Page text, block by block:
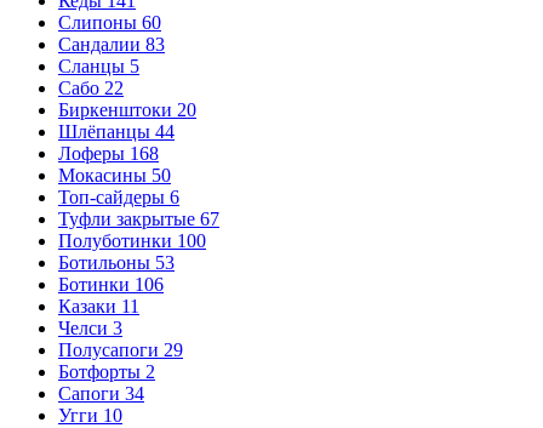
Слипоны 60
Сандалии 83
Сланцы 5
Сабо 22
Биркенштоки 20
Шлёпанцы 44
Лоферы 168
Мокасины 50
Топ-сайдеры 6
Туфли закрытые 67
Полуботинки 100
Ботильоны 53
Ботинки 106
Казаки 11
Челси 3
Полусапоги 29
Ботфорты 2
Сапоги 34
Угги 10